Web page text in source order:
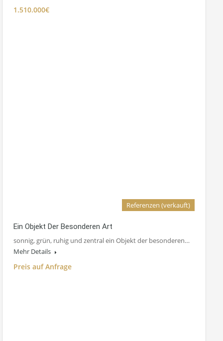
1.510.000€
Referenzen (verkauft)
Ein Objekt Der Besonderen Art
sonnig, grün, ruhig und zentral ein Objekt der besonderen…
Mehr Details
Preis auf Anfrage